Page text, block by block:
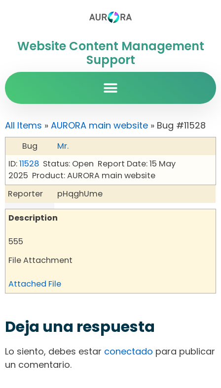
Website Content Management
Support
All Items » AURORA main website » Bug #11528
Bug
Mr.
ID:11528 Status: Open Report Date: 15 May
2025 Product: AURORA main website
Reporter
pHqghUme
Description
555
File Attachment
Attached File
Deja una respuesta
Lo siento, debes estar conectado para publicar
un comentario.